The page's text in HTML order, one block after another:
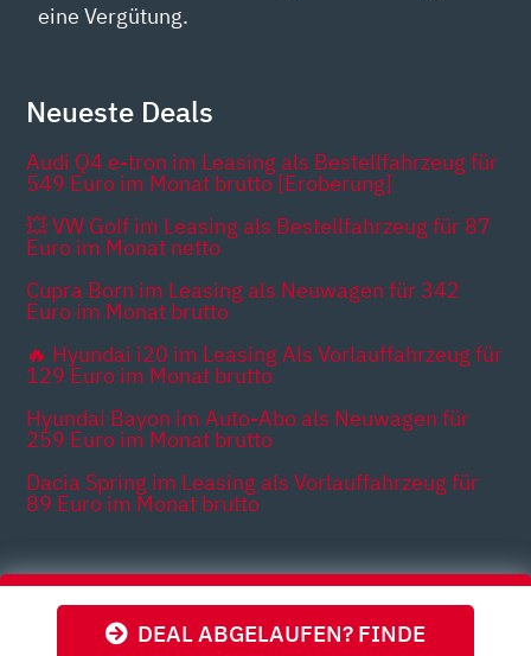
DEAL ABGELAUFEN? FINDE
eine Vergütung.
Neueste Deals
Audi Q4 e-tron im Leasing als Bestellfahrzeug für
549 Euro im Monat brutto [Eroberung]
💥 VW Golf im Leasing als Bestellfahrzeug für 87
Euro im Monat netto
Cupra Born im Leasing als Neuwagen für 342
Euro im Monat brutto
🔥 Hyundai i20 im Leasing Als Vorlauffahrzeug für
129 Euro im Monat brutto
Hyundai Bayon im Auto-Abo als Neuwagen für
259 Euro im Monat brutto
Dacia Spring im Leasing als Vorlauffahrzeug für
89 Euro im Monat brutto